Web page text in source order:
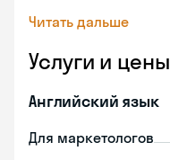
Читать дальше
Услуги и цены
Английский язык
Для маркетологов